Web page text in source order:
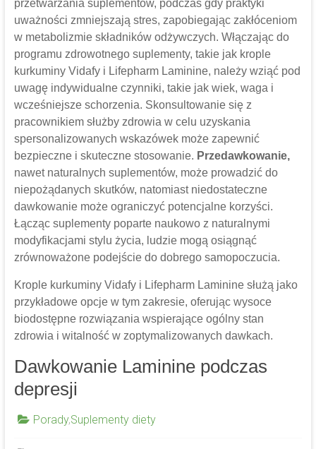
przetwarzania suplementów, podczas gdy praktyki
uważności zmniejszają stres, zapobiegając zakłóceniom
w metabolizmie składników odżywczych. Włączając do
programu zdrowotnego suplementy, takie jak krople
kurkuminy Vidafy i Lifepharm Laminine, należy wziąć pod
uwagę indywidualne czynniki, takie jak wiek, waga i
wcześniejsze schorzenia. Skonsultowanie się z
pracownikiem służby zdrowia w celu uzyskania
spersonalizowanych wskazówek może zapewnić
bezpieczne i skuteczne stosowanie. Przedawkowanie,
nawet naturalnych suplementów, może prowadzić do
niepożądanych skutków, natomiast niedostateczne
dawkowanie może ograniczyć potencjalne korzyści.
Łącząc suplementy poparte naukowo z naturalnymi
modyfikacjami stylu życia, ludzie mogą osiągnąć
zrównoważone podejście do dobrego samopoczucia.
Krople kurkuminy Vidafy i Lifepharm Laminine służą jako
przykładowe opcje w tym zakresie, oferując wysoce
biodostępne rozwiązania wspierające ogólny stan
zdrowia i witalność w zoptymalizowanych dawkach.
Dawkowanie Laminine podczas
depresji
Porady,Suplementy diety